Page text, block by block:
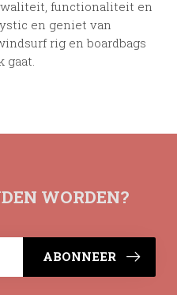
functionaliteit en
en geniet van
rig en boardbags
WORDEN?
ABONNEER